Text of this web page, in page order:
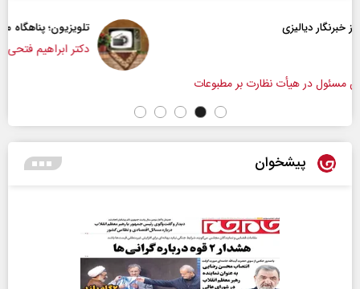
تلویزیون؛ پناهگاه مخاطب در روزهای ابهام
دکتر ابراهیم فتحی - عضو هیات علمی دانشگاه
پیشخوان